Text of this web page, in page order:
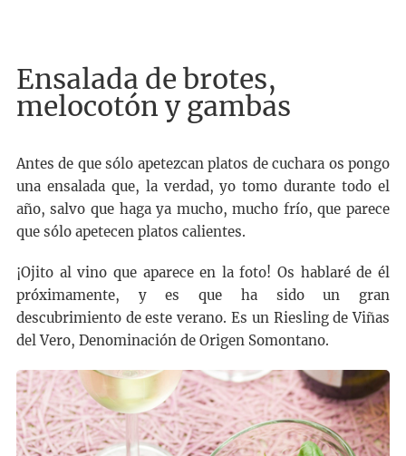
Ensalada de brotes,
melocotón y gambas
Antes de que sólo apetezcan platos de cuchara os pongo
una ensalada que, la verdad, yo tomo durante todo el
año, salvo que haga ya mucho, mucho frío, que parece
que sólo apetecen platos calientes.
¡Ojito al vino que aparece en la foto! Os hablaré de él
próximamente, y es que ha sido un gran
descubrimiento de este verano. Es un Riesling de Viñas
del Vero, Denominación de Origen Somontano.